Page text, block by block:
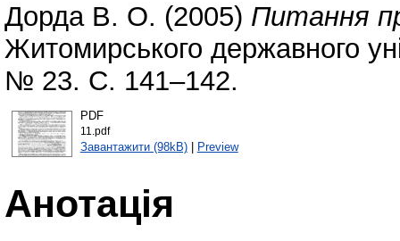
Дорда В. О. (2005) Питання
Житомирського державного
№ 23. С. 141–142.
PDF
11.pdf
Завантажити (98kB)| Preview
Анотація